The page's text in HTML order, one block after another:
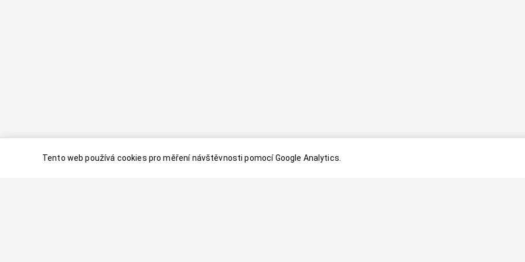
Tento web používá cookies pro měření návštěvnosti pomocí Google Analytics.